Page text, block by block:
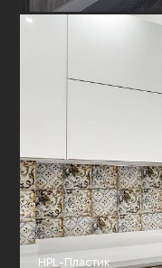
HPL-Пластик